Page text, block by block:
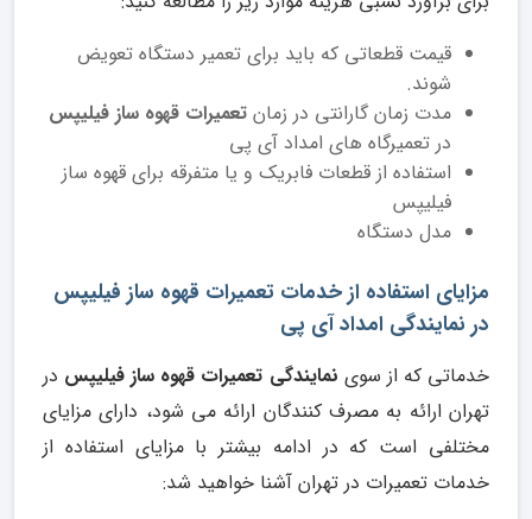
قیمت قطعاتی که باید برای تعمیر دستگاه تعویض
شوند.
مدت زمان گارانتی در زمان تعمیرات قهوه ساز فیلیپس
در تعمیرگاه های امداد آی پی
استفاده از قطعات فابریک و یا متفرقه برای قهوه ساز
فیلیپس
مدل دستگاه
مزایای استفاده از خدمات تعمیرات قهوه ساز فیلیپس
در نمایندگی امداد آی پی
خدماتی که از سوی نمایندگی تعمیرات قهوه ساز فیلیپس در
تهران ارائه به مصرف کنندگان ارائه می شود، دارای مزایای
مختلفی است که در ادامه بیشتر با مزایای استفاده از
خدمات تعمیرات در تهران آشنا خواهید شد: